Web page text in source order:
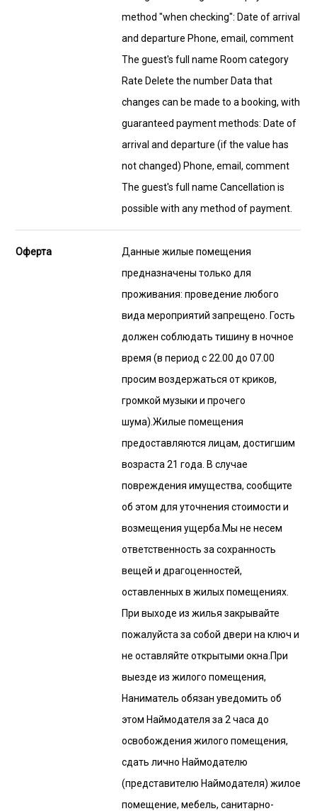
method "when checking": Date of arrival
and departure Phone, email, comment
The guest's full name Room category
Rate Delete the number Data that
changes can be made to a booking, with
guaranteed payment methods: Date of
arrival and departure (if the value has
not changed) Phone, email, comment
The guest's full name Cancellation is
possible with any method of payment.
Оферта
Данные жилые помещения
предназначены только для
проживания: проведение любого
вида мероприятий запрещено. Гость
должен соблюдать тишину в ночное
время (в период с 22.00 до 07.00
просим воздержаться от криков,
громкой музыки и прочего
шума).Жилые помещения
предоставляются лицам, достигшим
возраста 21 года. В случае
повреждения имущества, сообщите
об этом для уточнения стоимости и
возмещения ущерба.Мы не несем
ответственность за сохранность
вещей и драгоценностей,
оставленных в жилых помещениях.
При выходе из жилья закрывайте
пожалуйста за собой двери на ключ и
не оставляйте открытыми окна.При
выезде из жилого помещения,
Наниматель обязан уведомить об
этом Наймодателя за 2 часа до
освобождения жилого помещения,
сдать лично Наймодателю
(представителю Наймодателя) жилое
помещение, мебель, санитарно-